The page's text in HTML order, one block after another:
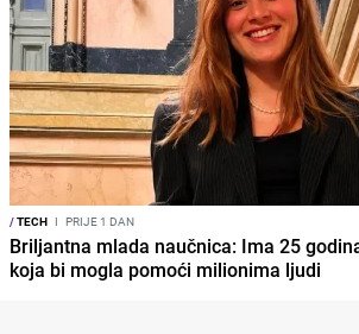
/TECH I PRIJE 1 DAN
Briljantna mlada naučnica: Ima 25
koja bi mogla pomoći milionima ljudi